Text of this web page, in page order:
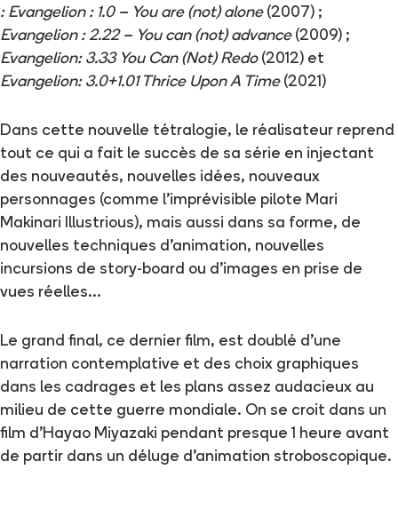
: Evangelion : 1.0 – You are (not) alone(2007) ;
Evangelion : 2.22 – You can (not) advance(2009) ;
Evangelion: 3.33 You Can (Not) Redo(2012) et
Evangelion: 3.0+1.01 Thrice Upon A Time(2021)
Dans cette nouvelle tétralogie, le réalisateur reprend
tout ce qui a fait le succès de sa série en injectant
des nouveautés, nouvelles idées, nouveaux
personnages (comme l’imprévisible pilote Mari
Makinari Illustrious), mais aussi dans sa forme, de
nouvelles techniques d’animation, nouvelles
incursions de story-board ou d’images en prise de
vues réelles…
Le grand final, ce dernier film, est doublé d’une
narration contemplative et des choix graphiques
dans les cadrages et les plans assez audacieux au
milieu de cette guerre mondiale. On se croit dans un
film d’Hayao Miyazaki pendant presque 1 heure avant
de partir dans un déluge d’animation stroboscopique.